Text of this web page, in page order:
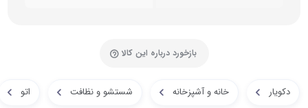
بازخورد درباره این کالا
دکویار خانه و آشپزخانه شستشو و نظافت اتو